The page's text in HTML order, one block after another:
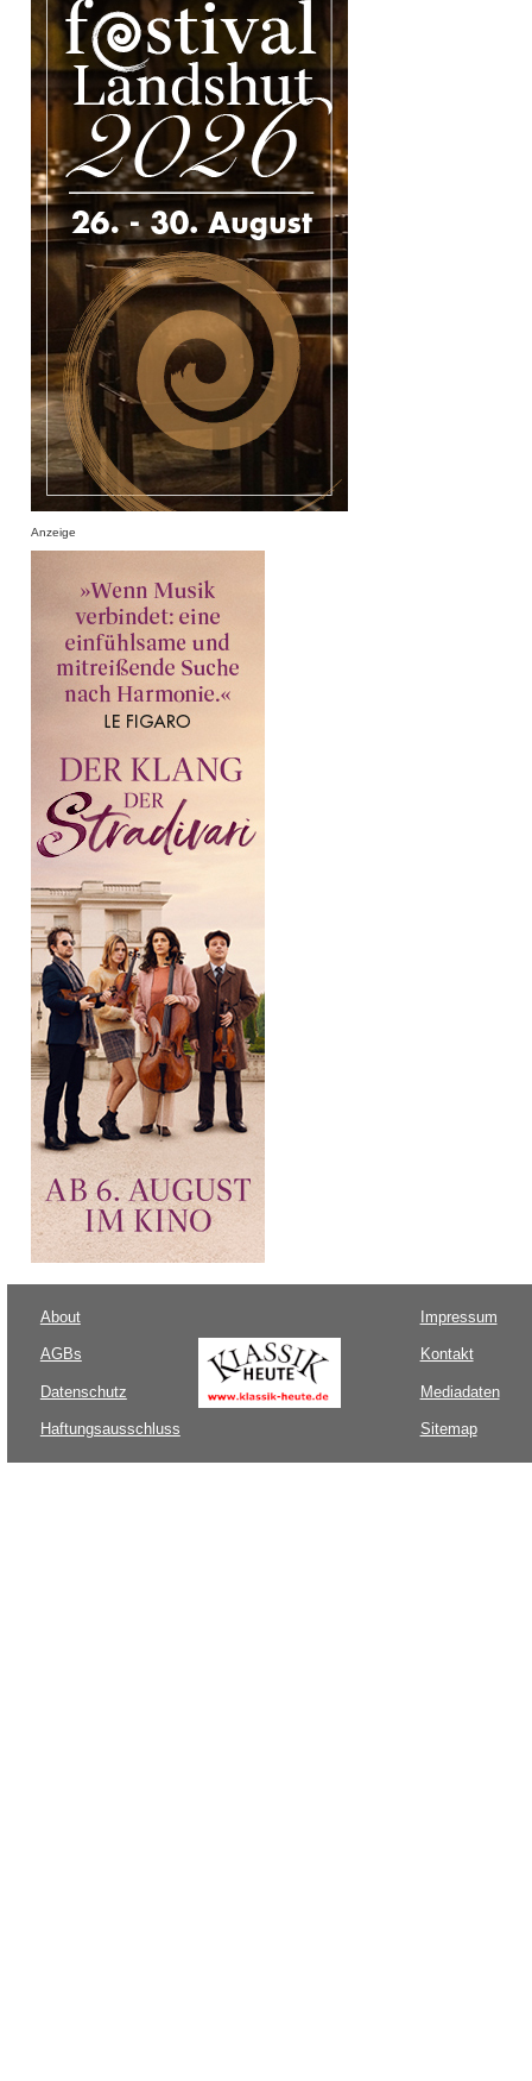
Anzeige
About
AGBs
Datenschutz
Haftungsausschluss
Impressum
Kontakt
Mediadaten
Sitemap